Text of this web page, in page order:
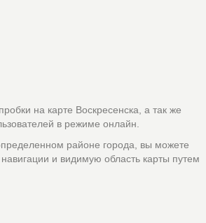
на карте Воскресенска, а так же
в режиме онлайн.
районе города, вы можете
и видимую область карты путем